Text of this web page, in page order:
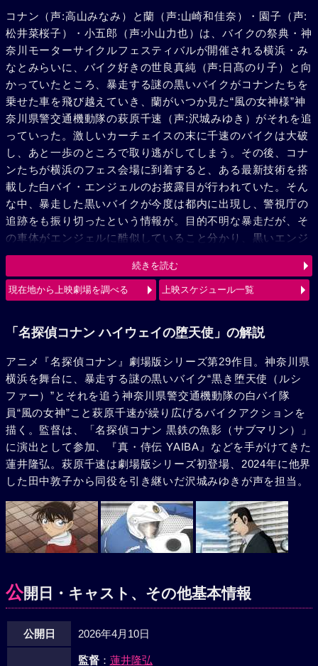
コナン（声:高山みなみ）と蘭（声:山崎和佳奈）・園子（声:
松井菜桜子）・小五郎（声:小山力也）は、バイクの祭典・神
奈川モーターサイクルフェスティバルが開催される横浜・み
なとみらいに、バイク好きの世良真純（声:日髙のり子）と向
かっていたところ、暴走する謎の黒いバイクがコナンたちを
乗せた車を飛び越えていき、蘭がいつか見た“風の女神様”神
奈川県警交通機動隊の萩原千速（声:沢城みゆき）がそれを追
っていった。激しいカーチェイスの末に千速のバイクは大破
し、あと一歩のところで取り逃がしてしまう。その後、コナ
ンたちが横浜のフェス会場に到着すると、ある最新技術を搭
載した白バイ・エンジェルのお披露目が行われていた。そん
な中、暴走した黒いバイクが今度は都内に出現し、警視庁の
追跡をも振り切ったという情報が。目的不明な暴走だが、そ
の車体がエンジェルに酷似していること分かり、黒いエンジ
ェル“ルシファー”と呼び、追跡を続ける。弟の萩原研二（声:
三木眞一郎）とその同期・松田陣平（声:神奈延年）との記憶
が脳裏によぎる千速。風の女神（エンジェル）VS 黒き堕天
続きを読む
現在地から上映劇場を調べる 上映スケジュール一覧
「名探偵コナン ハイウェイの堕天使」の解説
アニメ『名探偵コナン』劇場版シリーズ第29作目。神奈川県
横浜を舞台に、暴走する謎の黒いバイク“黒き堕天使（ルシ
ファー）”とそれを追う神奈川県警交通機動隊の白バイ隊
員“風の女神”こと萩原千速が繰り広げるバイクアクションを
描く。監督は、「名探偵コナン 黒鉄の魚影（サブマリン）」
に演出として参加、『真・侍伝 YAIBA』などを手がけてきた
蓮井隆弘。萩原千速は劇場版シリーズ初登場、2024年に他界
した田中敦子から同役を引き継いだ沢城みゆきが声を担当。
公開日・キャスト、その他基本情報
公開日 2026年4月10日
監督： 蓮井隆弘